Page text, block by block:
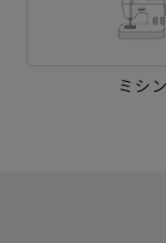
ミシン